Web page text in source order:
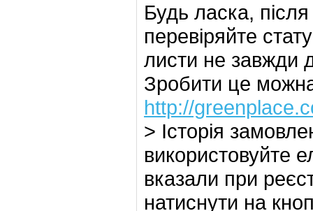
Будь ласка,
перевіряйте
листи не завжди
Зробити це можна
http://
> Історія
використовуйте
вказали при
натиснути на